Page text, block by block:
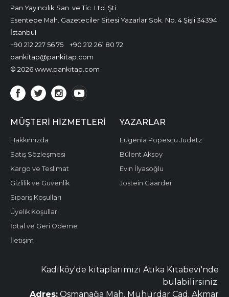
Pan Yayıncılık San. ve Tic. Ltd. Şti.
Esentepe Mah. Gazeteciler Sitesi Yazarlar Sok. No. 4 Şişli 34394
İstanbul
+90 212 227 56 75
+90 212 261 80 72
pankitap@pankitap.com
© 2026 www.pankitap.com
MÜŞTERI HIZMETLERI
Hakkımızda
Satış Sözleşmesi
Kargo ve Teslimat
Gizlilik ve Güvenlik
Sipariş Koşulları
Üyelik Koşulları
İptal ve Geri Ödeme
İletişim
YAZARLAR
Eugenia Popescu Judetz
Bülent Aksoy
Evin İlyasoğlu
Jostein Gaarder
Kadiköy'de kitaplarımızı Atika Kitabevi'nde
bulabilirsiniz.
Adres: Osmanağa Mah. Mühürdar Cad. Akmar